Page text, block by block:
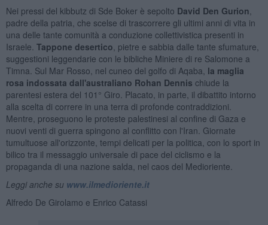
Nei pressi del kibbutz di Sde Boker è sepolto David Den Gurion
padre della patria, che scelse di trascorrere gli ultimi anni di vita in
una delle tante comunità a conduzione collettivistica presenti in
Israele. Tappone desertico , pietre e sabbia dalle tante sfumature,
suggestioni leggendarie con le bibliche Miniere di re Salomone a
Timna. Sul Mar Rosso, nel cuneo del golfo di Aqaba, la maglia
rosa indossata dall'australiano Rohan Dennis chiude la
parentesi estera del 101° Giro. Placato, in parte, il dibattito intorno
alla scelta di correre in una terra di profonde contraddizioni.
Mentre, proseguono le proteste palestinesi al confine di Gaza e
nuovi venti di guerra spingono al conflitto con l'Iran. Giornate
tumultuose all'orizzonte, tempi delicati per la politica, con lo sport in
bilico tra il messaggio universale di pace del ciclismo e la
propaganda di una nazione salda, nel caos del Medioriente.
Leggi anche su www.ilmedioriente.it
Alfredo De Girolamo e Enrico Catassi